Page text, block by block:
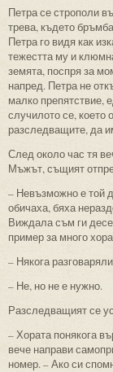
Петра се строполи
трева, където
Петра го видя как
тежестта му и
земята, поспря за
напред. Петра не
малко препятствие,
случилото се, което
разследващите, да
След около час тя
Мъжът, същият
– Невъзможно е той
обичаха, бяха
Виждала съм ги
пример за много
– Някога
– Не, но не е нужно.
Разследващият се
– Хората понякога
вече направи
номер. – Ако си